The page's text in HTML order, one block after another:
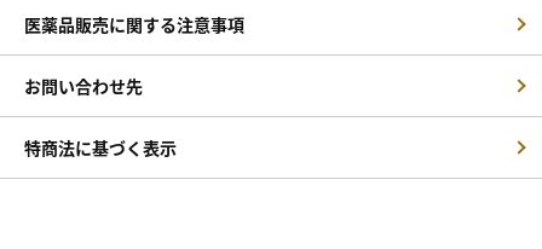
医薬品販売に関する注意事項
お問い合わせ先
特商法に基づく表示